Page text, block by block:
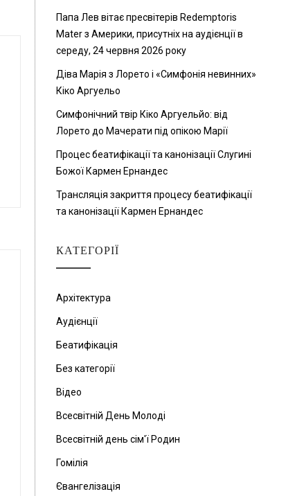
Папа Лев вітає пресвітерів Redemptoris
Mater з Америки, присутніх на аудієнції в
середу, 24 червня 2026 року
Діва Марія з Лорето і «Симфонія невинних»
Кіко Аргуельо
Симфонічний твір Кіко Аргуельйо: від
Лорето до Мачерати під опікою Марії
Процес беатифікації та канонізації Слугині
Божої Кармен Ернандес
Трансляція закриття процесу беатифікації
та канонізації Кармен Ернандес
КАТЕГОРІЇ
Архітектура
Аудієнції
Беатифікація
Без категорії
Відео
Всесвітній День Молоді
Всесвітній день сім'ї Родин
Гомілія
Євангелізація